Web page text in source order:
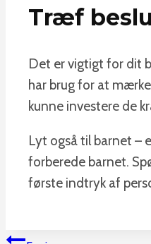
Træf
Det er vigtigt for dit
har brug for at
kunne investere de
Lyt også til barnet –
forberede barnet.
første indtryk af